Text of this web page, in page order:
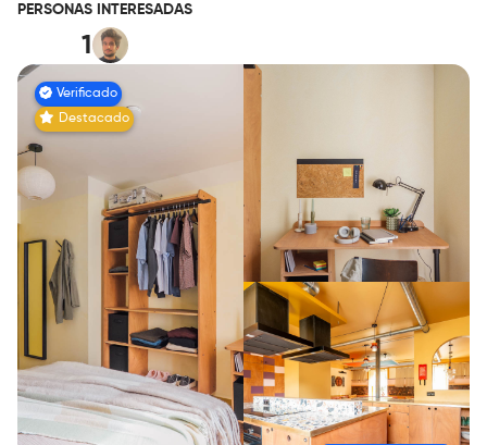
PERSONAS INTERESADAS
1
Verificado
Destacado